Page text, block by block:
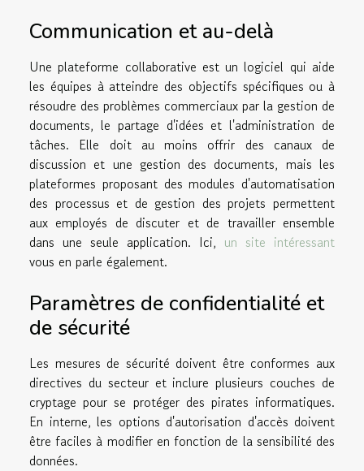
Communication et au-delà
Une plateforme collaborative est un logiciel qui aide
les équipes à atteindre des objectifs spécifiques ou à
résoudre des problèmes commerciaux par la gestion de
documents, le partage d'idées et l'administration de
tâches. Elle doit au moins offrir des canaux de
discussion et une gestion des documents, mais les
plateformes proposant des modules d'automatisation
des processus et de gestion des projets permettent
aux employés de discuter et de travailler ensemble
dans une seule application. Ici, un site intéressant
vous en parle également.
Paramètres de confidentialité et
de sécurité
Les mesures de sécurité doivent être conformes aux
directives du secteur et inclure plusieurs couches de
cryptage pour se protéger des pirates informatiques.
En interne, les options d'autorisation d'accès doivent
être faciles à modifier en fonction de la sensibilité des
données.